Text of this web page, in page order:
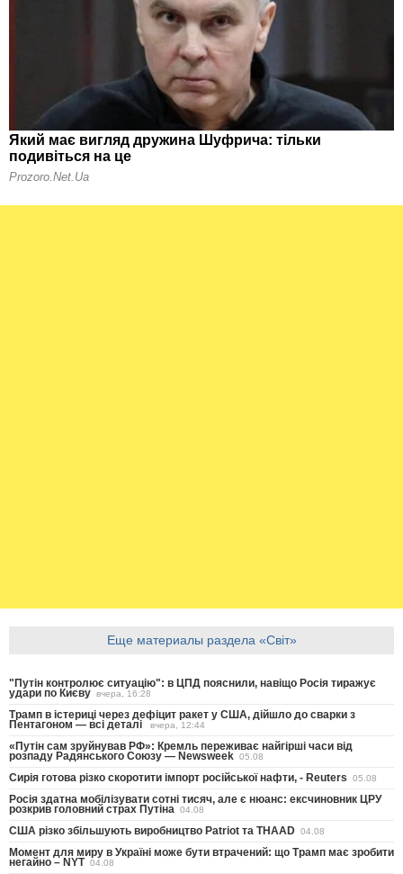
Еще материалы раздела «Світ»
"Путін контролює ситуацію": в ЦПД пояснили, навіщо Росія тиражує
удари по Києву вчера, 16:28
Трамп в істериці через дефіцит ракет у США, дійшло до сварки з
Пентагоном — всі деталі вчера, 12:44
«Путін сам зруйнував РФ»: Кремль переживає найгірші часи від
розпаду Радянського Союзу — Newsweek 05.08
Сирія готова різко скоротити імпорт російської нафти, - Reuters 05.08
Росія здатна мобілізувати сотні тисяч, але є нюанс: ексчиновник ЦРУ
розкрив головний страх Путіна 04.08
США різко збільшують виробництво Patriot та THAAD 04.08
Момент для миру в Україні може бути втрачений: що Трамп має зробити
негайно – NYT 04.08